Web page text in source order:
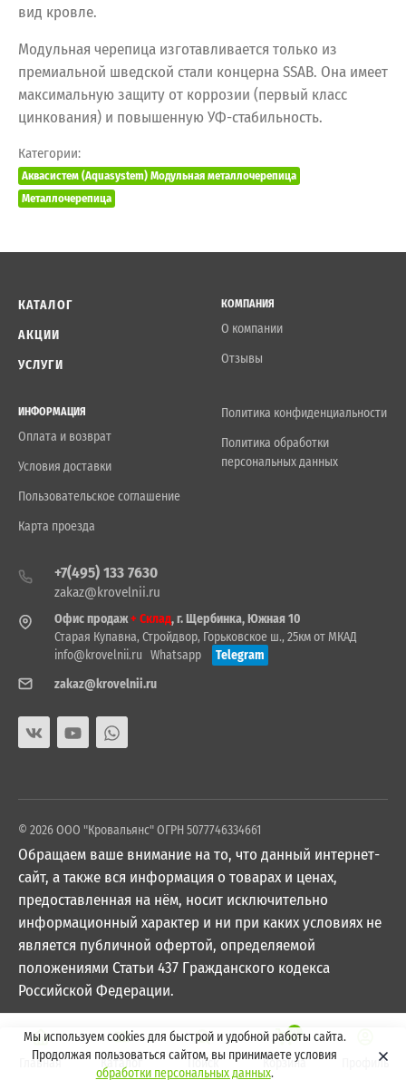
вид кровле.
Модульная черепица изготавливается только из
премиальной шведской стали концерна SSAB. Она имеет
максимальную защиту от коррозии (первый класс
цинкования) и повышенную УФ-стабильность.
Категории:
Аквасистем (Aquasystem) Модульная металлочерепица
Металлочерепица
КАТАЛОГ
АКЦИИ
УСЛУГИ
КОМПАНИЯ
О компании
Отзывы
ИНФОРМАЦИЯ
Оплата и возврат
Условия доставки
Пользовательское соглашение
Карта проезда
Политика конфиденциальности
Политика обработки
персональных данных
+7(495) 133 7630
zakaz@krovelnii.ru
Офис продаж+ Склад, г. Щербинка, Южная 10
Старая Купавна, Стройдвор, Горьковское ш., 25км от МКАД
info@krovelnii.ru Whatsapp
Telegram
zakaz@krovelnii.ru
© 2026 ООО "Кровальянс" ОГРН 5077746334661
Обращаем ваше внимание на то, что данный интернет-
сайт, а также вся информация о товарах и ценах,
предоставленная на нём, носит исключительно
информационный характер и ни при каких условиях не
является публичной офертой, определяемой
положениями Статьи 437 Гражданского кодекса
Российской Федерации.
Мы используем cookies для быстрой и удобной работы сайта.
Продолжая пользоваться сайтом, вы принимаете условия
обработки персональных данных.
Главная Каталог Поиск
0
Корзина Профиль